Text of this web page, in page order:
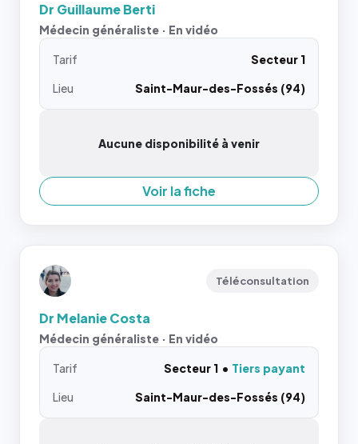
Dr Guillaume Berti
Médecin généraliste · En vidéo
Tarif
Secteur 1
Lieu
Saint-Maur-des-Fossés (94)
Aucune disponibilité à venir
Voir la fiche
Téléconsultation
Dr Melanie Costa
Médecin généraliste · En vidéo
Tarif Secteur 1
Tiers payant
Lieu
Saint-Maur-des-Fossés (94)